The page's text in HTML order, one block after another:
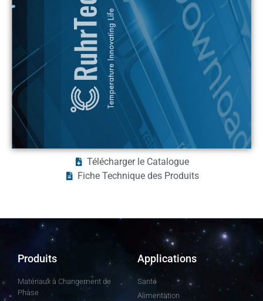
Télécharger le Catalogue
Fiche Technique des Produits
Produits
Matériaux à Changement de
Phase
Applications
Santé
Alimentation